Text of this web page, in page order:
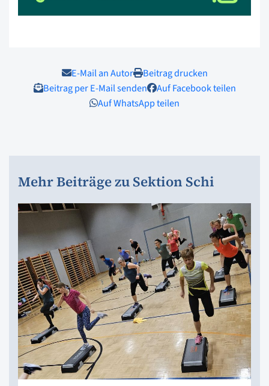
E-Mail an Autor
Beitrag drucken
Beitrag per E-Mail senden
Auf Facebook teilen
Auf WhatsApp teilen
Mehr Beiträge zu Sektion Schi